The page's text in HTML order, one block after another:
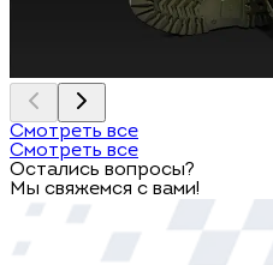
Смотреть все
Смотреть все
Остались вопросы?
Мы свяжемся с вами!